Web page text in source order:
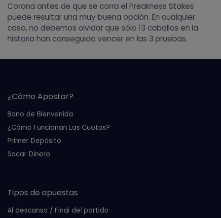
Corona antes de que se corra el Preakness Stakes
puede resultar una muy buena opción. En cualquier
caso, no debemos olvidar que sólo 13 caballos en la
historia han conseguido vencer en las 3 pruebas.
¿Cómo Apostar?
Bono de Bienvenida
¿Cómo Funcionan Las Cuotas?
Primer Depósito
Sacar Dinero
Tipos de apuestas
Al descanso / Final del partido